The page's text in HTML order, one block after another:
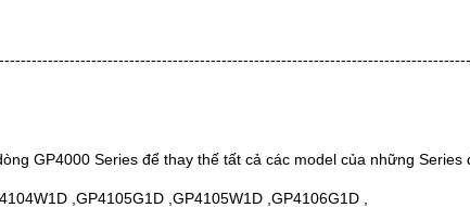
GP4000 Series để thay thế tất cả các model của những Series
,GP4105G1D ,GP4105W1D ,GP4106G1D ,